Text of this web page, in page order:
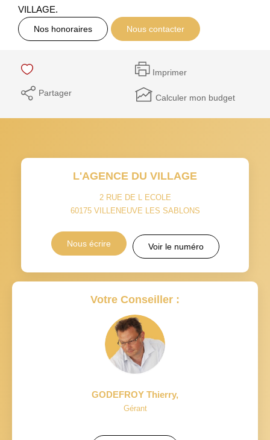
VILLAGE.
Nos honoraires Nous contacter
Imprimer
Partager Calculer mon budget
L'AGENCE DU VILLAGE
2 RUE DE L ECOLE
60175 VILLENEUVE LES SABLONS
Nous écrire Voir le numéro
Votre Conseiller :
GODEFROY Thierry,
Gérant